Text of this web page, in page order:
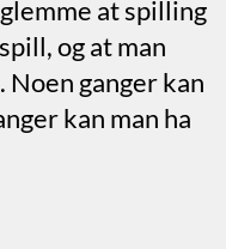
at spilling
og at man
ganger kan
kan man ha